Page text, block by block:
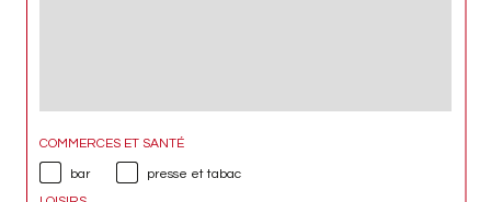
COMMERCES ET SANTÉ
bar
presse et tabac